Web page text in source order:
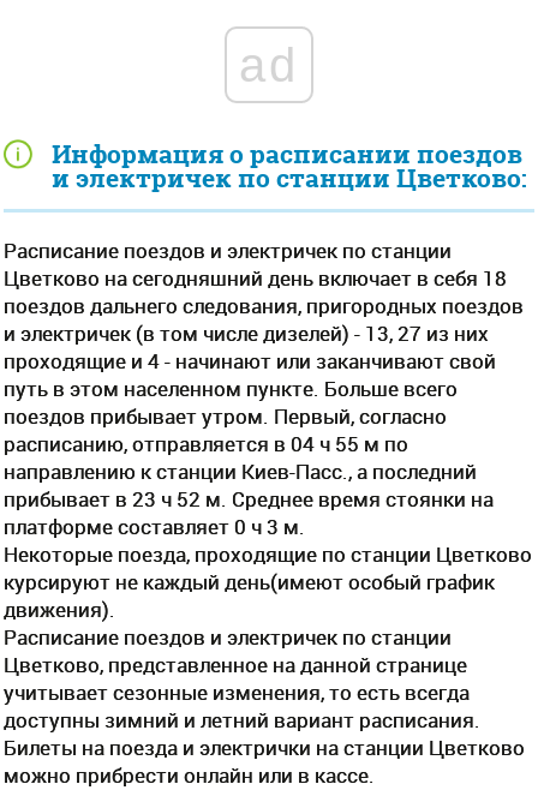
Информация о расписании поездов
и электричек по станции Цветково:
Расписание поездов и электричек по станции
Цветково на сегодняшний день включает в себя 18
поездов дальнего следования, пригородных поездов
и электричек (в том числе дизелей) - 13, 27 из них
проходящие и 4 - начинают или заканчивают свой
путь в этом населенном пункте. Больше всего
поездов прибывает утром. Первый, согласно
расписанию, отправляется в 04 ч 55 м по
направлению к станции Киев-Пасс., а последний
прибывает в 23 ч 52 м. Среднее время стоянки на
платформе составляет 0 ч 3 м.
Некоторые поезда, проходящие по станции Цветково
курсируют не каждый день(имеют особый график
движения).
Расписание поездов и электричек по станции
Цветково, представленное на данной странице
учитывает сезонные изменения, то есть всегда
доступны зимний и летний вариант расписания.
Билеты на поезда и электрички на станции Цветково
можно прибрести онлайн или в кассе.
ad